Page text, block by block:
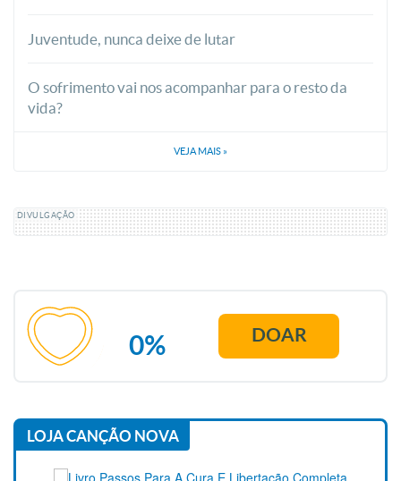
Juventude, nunca deixe de lutar
O sofrimento vai nos acompanhar para o resto da
vida?
VEJA MAIS »
DIVULGAÇÃO
0% DOAR
LOJA CANÇÃO NOVA